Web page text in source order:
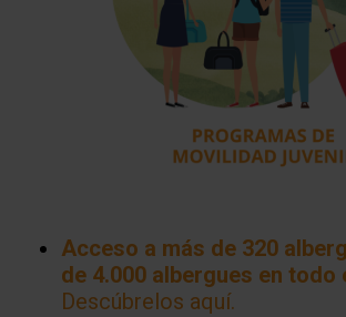
Acceso a más de 320
de 4.000 albergues en todo
Descúbrelos aquí.